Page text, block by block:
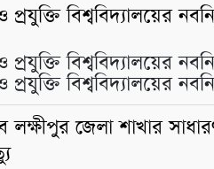
প্রযুক্তি বিশ্ববিদ্যালয়ের
প্রযুক্তি বিশ্ববিদ্যালয়ের
ও প্রযুক্তি
লক্ষীপুর জেলা শাখার